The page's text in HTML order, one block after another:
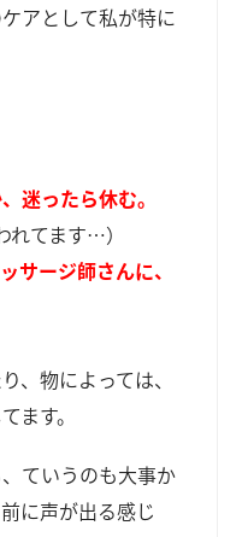
アとして私が特に
迷ったら休む。
れてます…）
サージ師さんに、
、物によっては、
ます。
ていうのも大事か
に声が出る感じ